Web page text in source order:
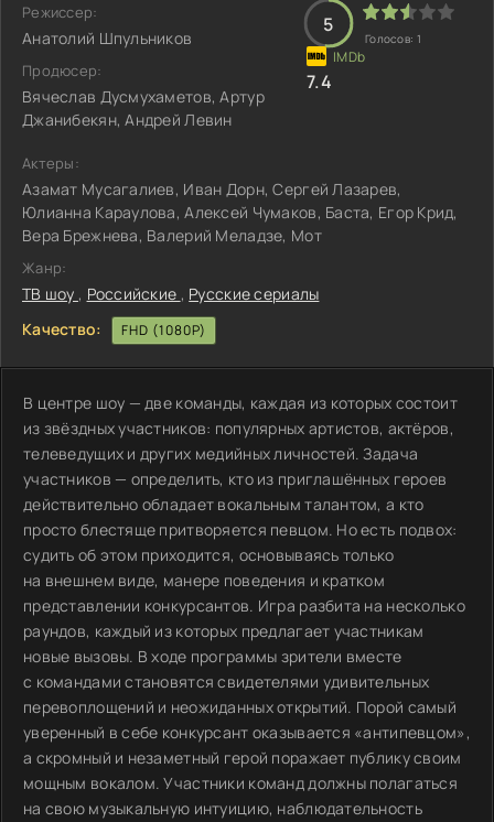
Режиссер:
Анатолий Шпульников
Продюсер:
Вячеслав Дусмухаметов, Артур
Джанибекян, Андрей Левин
5
Голосов: 1
7.4
Актеры:
Азамат Мусагалиев, Иван Дорн, Сергей Лазарев,
Юлианна Караулова, Алексей Чумаков, Баста, Егор Крид,
Вера Брежнева, Валерий Меладзе, Мот
Жанр:
ТВ шоу , Российские , Русские сериалы
Качество:
FHD (1080P)
В центре шоу — две команды, каждая из которых состоит
из звёздных участников: популярных артистов, актёров,
телеведущих и других медийных личностей. Задача
участников — определить, кто из приглашённых героев
действительно обладает вокальным талантом, а кто
просто блестяще притворяется певцом. Но есть подвох:
судить об этом приходится, основываясь только
на внешнем виде, манере поведения и кратком
представлении конкурсантов. Игра разбита на несколько
раундов, каждый из которых предлагает участникам
новые вызовы. В ходе программы зрители вместе
с командами становятся свидетелями удивительных
перевоплощений и неожиданных открытий. Порой самый
уверенный в себе конкурсант оказывается «антипевцом»,
а скромный и незаметный герой поражает публику своим
мощным вокалом. Участники команд должны полагаться
на свою музыкальную интуицию, наблюдательность